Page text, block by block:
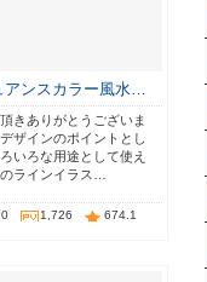
アンスカラー風水…
きありがとうございま
ザインのポイントとし
いろな用途として使え
ラインイラス…
1,726 674.1